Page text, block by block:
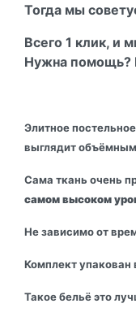
Тогда мы
Всего 1 клик, и
Нужна помощь?
Элитное
выглядит
Сама ткань очень
самом высоком
Не зависимо от
Комплект упакован
Такое бельё это